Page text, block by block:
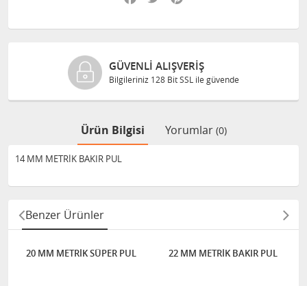
GÜVENLI ALIŞVERIŞ
Bilgileriniz 128 Bit SSL ile güvende
Ürün Bilgisi Yorumlar (0)
14 MM METRİK BAKIR PUL
Benzer Ürünler
20 MM METRİK SÜPER PUL 22 MM METRİK BAKIR PUL